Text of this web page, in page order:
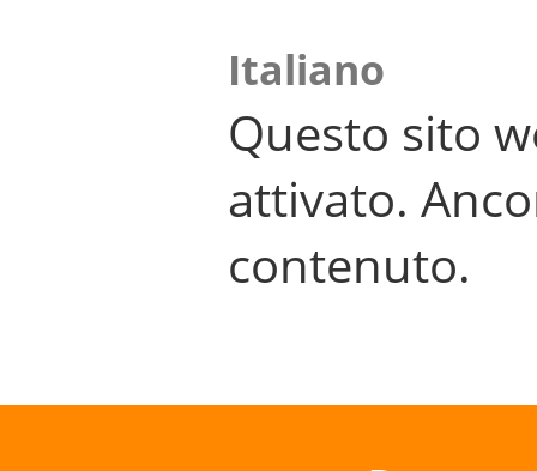
Italiano
Questo sito
attivato.
contenuto.